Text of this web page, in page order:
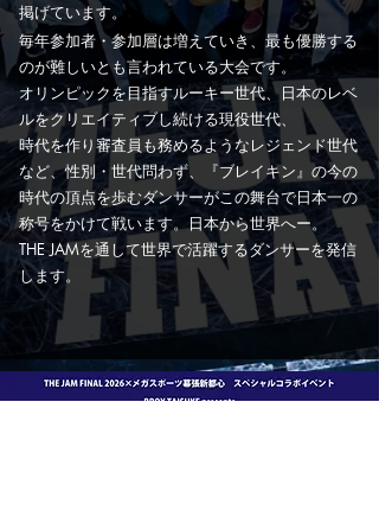
掲げています。
毎年参加者・参加層は増えていき、最も優勝する
のが難しいとも言われている大会です。
オリンピックを目指すルーキー世代、日本のレベ
ルをクリエイティブし続ける現役世代、
時代を作り審査員も務めるようなレジェンド世代
など、性別・世代問わず、『ブレイキン』の今の
時代の頂点を歩むダンサーがこの舞台で日本一の
称号をかけて戦います。日本から世界へー。
THE JAMを通して世界で活躍するダンサーを発信
します。